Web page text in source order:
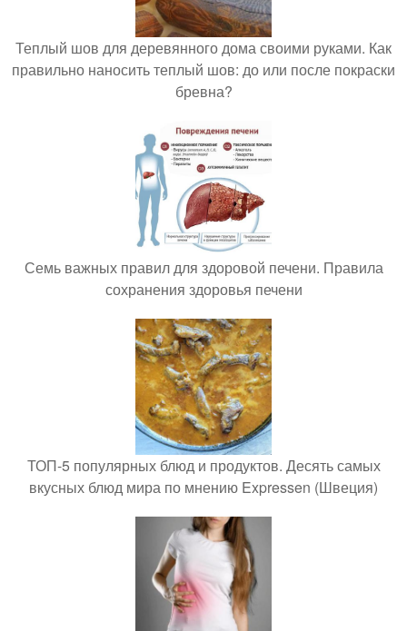
Теплый шов для деревянного дома своими руками. Как
правильно наносить теплый шов: до или после покраски
бревна?
Семь важных правил для здоровой печени. Правила
сохранения здоровья печени
ТОП-5 популярных блюд и продуктов. Десять самых
вкусных блюд мира по мнению Expressen (Швеция)